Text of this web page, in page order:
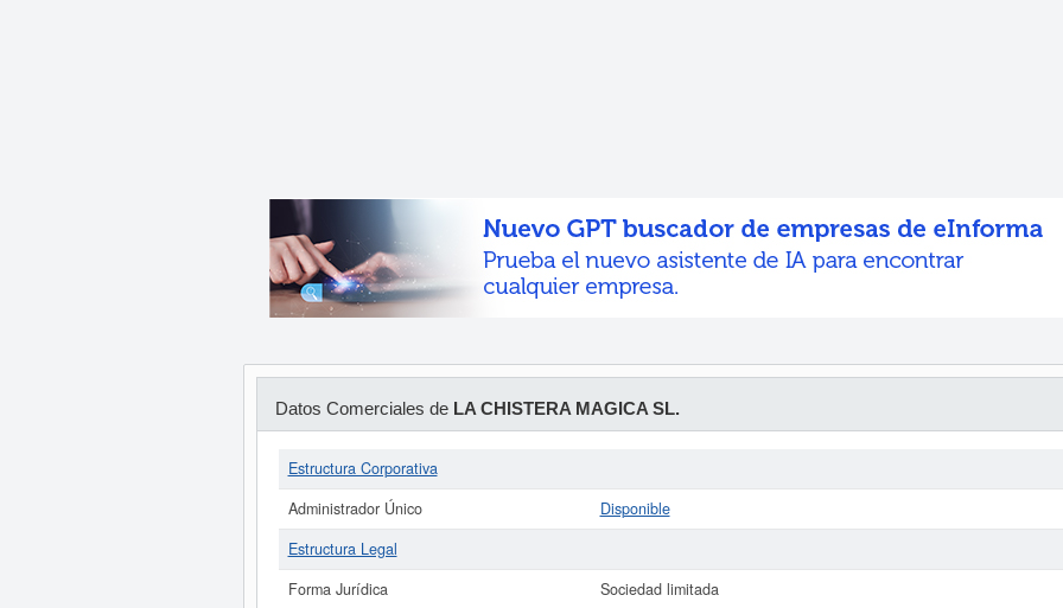
Datos Comerciales de LA CHISTERA MAGICA SL.
Estructura Corporativa
Administrador Único
Disponible
Estructura Legal
Forma Jurídica
Sociedad limitada